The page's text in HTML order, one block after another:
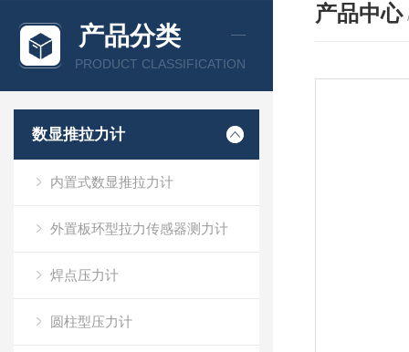
产品分类
PRODUCT CLASSIFICATION
数显推拉力计
内置式数显推拉力计
外置板环型拉力传感器测力计
焊点压力计
圆柱型压力计
产品中心